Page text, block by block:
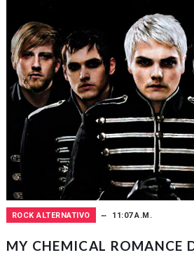
ROCK ALTERNATIVO 11:07 A.M.
MY CHEMICAL ROMANCE